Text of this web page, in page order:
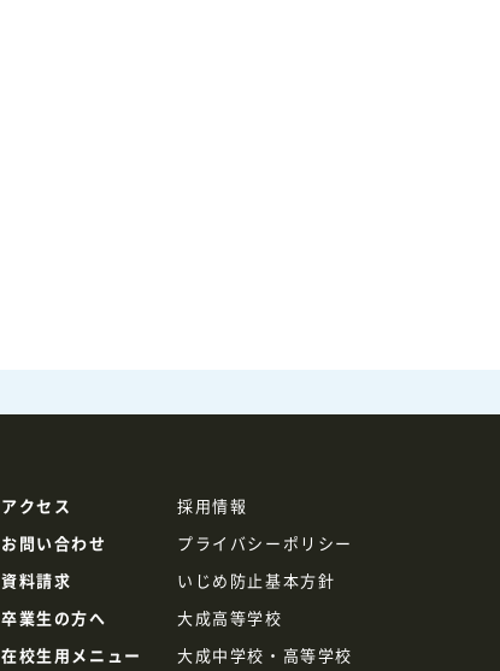
アクセス
お問い合わせ
資料請求
卒業生の方へ
在校生用メニュー
採用情報
プライバシーポリシー
いじめ防止基本方針
大成高等学校
大成中学校・高等学校